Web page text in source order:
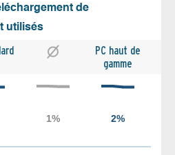
de
utilisés
PC haut de
gamme